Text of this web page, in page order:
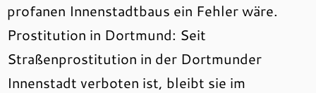
profanen Innenstadtbaus ein Fehler wäre.
Prostitution in Dortmund: Seit
Straßenprostitution in der Dortmunder
Innenstadt verboten ist, bleibt sie im